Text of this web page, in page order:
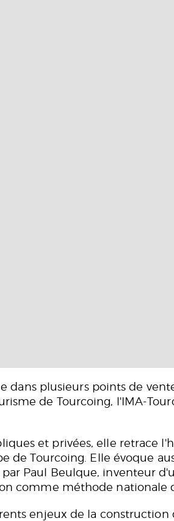
plusieurs points de
de Tourcoing, l'IMA-
et privées, elle retrace
de Tourcoing. Elle évoque
Paul Beulque, inventeur
comme méthode nationale
enjeux de la